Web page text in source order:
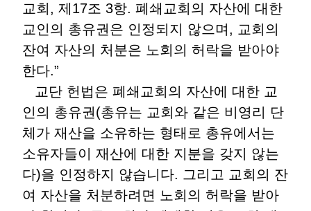
교회 , 제 17조 3항. 폐쇄교회의 자산에 대한
교인의 총유권은 인정되지 않으며 , 교회의
잔여 자산의 처분은 노회의 허락을 받아야
한다.”
교단 헌법은 폐쇄교회의 자산에 대한 교
인의 총유권 (총유는 교회와 같은 비영리 단
체가 재산을 소유하는 형태로 총유에서는
소유자들이 재산에 대한 지분을 갖지 않는
다)을 인정하지 않습니다. 그리고 교회의 잔
여 자산을 처분하려면 노회의 허락을 받아